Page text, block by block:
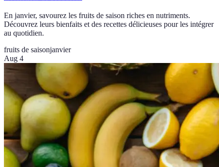
En janvier, savourez les fruits de saison riches en nutriments.
Découvrez leurs bienfaits et des recettes délicieuses pour les intégrer
au quotidien.
fruits de saisonjanvier
Aug 4